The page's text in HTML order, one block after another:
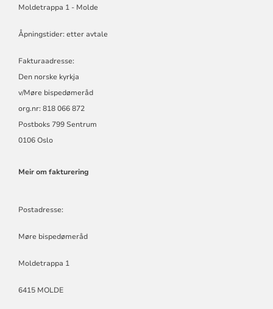
Moldetrappa 1 - Molde
Åpningstider: etter avtale
Fakturaadresse:
Den norske kyrkja
v/Møre bispedømeråd
org.nr: 818 066 872
Postboks 799 Sentrum
0106 Oslo
Meir om fakturering
Postadresse:
Møre bispedømeråd
Moldetrappa 1
6415 MOLDE